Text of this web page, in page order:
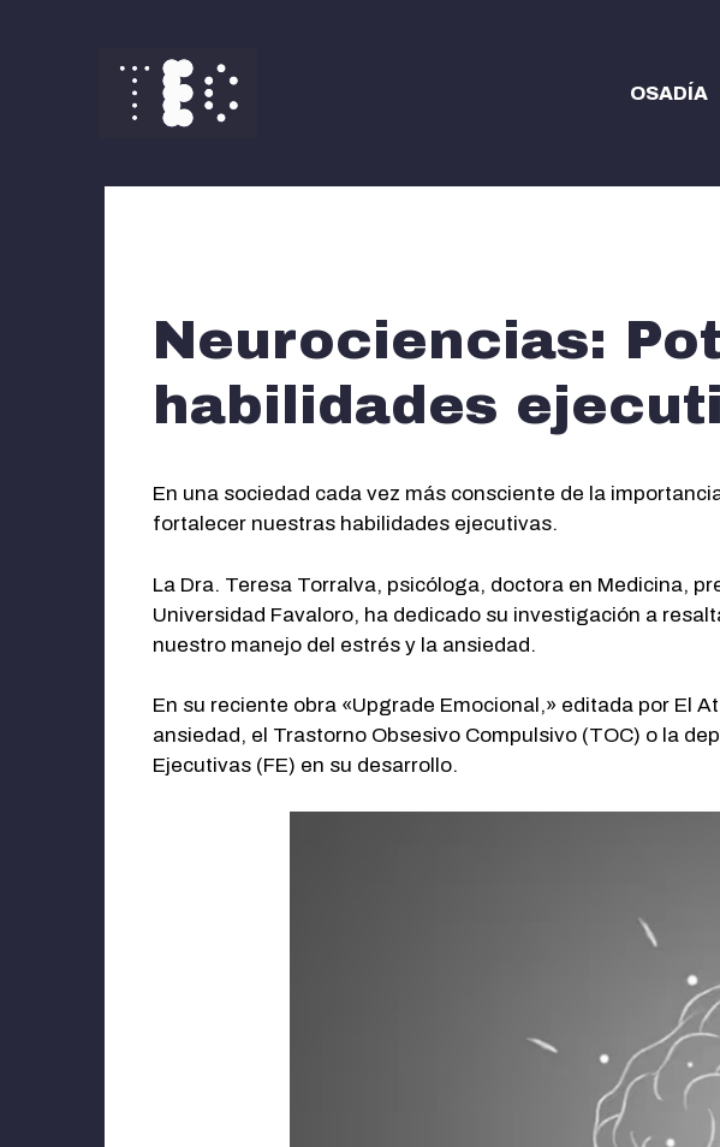
OSADÍA
Neurociencias:
habilidades
En una sociedad cada vez más consciente de la
fortalecer nuestras habilidades ejecutivas.
La Dra. Teresa Torralva, psicóloga, doctora en Medicina,
Universidad Favaloro, ha dedicado su investigación a
nuestro manejo del estrés y la ansiedad.
En su reciente obra «Upgrade Emocional,» editada por El
ansiedad, el Trastorno Obsesivo Compulsivo (TOC) o la
Ejecutivas (FE) en su desarrollo.